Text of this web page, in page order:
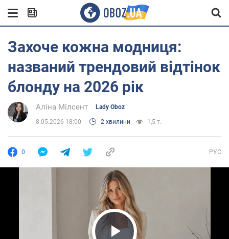
Захоче кожна модниця:
названий трендовий відтінок
блонду на 2026 рік
Аліна Мілсент Lady Oboz
8.05.2026 18:00 2 хвилини 1,5 т.
0 РУС